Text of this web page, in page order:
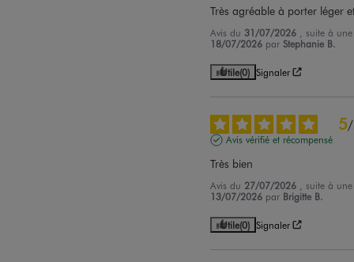
Très agréable à porter léger
Avis du 31/07/2026
, suite à
18/07/2026 par Stephanie B.
Utile(0) Signaler
5/
Avis vérifié et récompensé
Très bien
Avis du 27/07/2026
, suite à
13/07/2026 par Brigitte B.
Utile(0) Signaler